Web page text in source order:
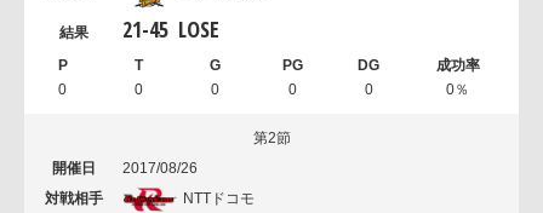
21-45 LOSE
0 0 0 0 0 0％
第2節
2017/08/26
NTTドコモ